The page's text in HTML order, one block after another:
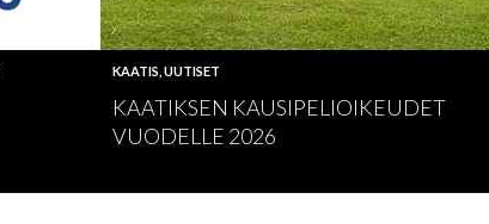
KAATIS UUTISET
KAATIKSEN KAUSIPELIOIKEUDET
VUODELLE 2026